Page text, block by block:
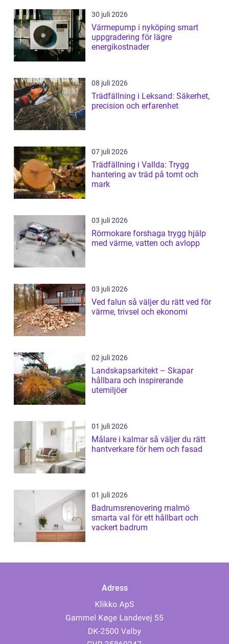
30 juli 2026
Värmepump i nyköping smart
uppgradering för lägre
energikostnader
08 juli 2026
Trädfällning i Leksand: Säkerhet,
precision och erfarenhet
07 juli 2026
Trädfällning i Vallda: Trygg
hantering av träd på tomt och
mark
03 juli 2026
Rörmokare forshaga trygg hjälp
med värme, vatten och avlopp
03 juli 2026
Ved falun så väljer du rätt ved för
värme, trivsel och ekonomi
02 juli 2026
Landskapsarkitekt – Skapar
hållbara och inspirerande
utemiljöer
01 juli 2026
Målare i kalmar så väljer du rätt
hantverkare för hem och fasad
01 juli 2026
Badrumsrenovering malmö
smarta val för ett hållbart och
vackert badrum
Adress